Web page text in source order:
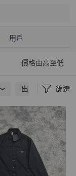
用戶
價格由高至低
出貨地點 篩選